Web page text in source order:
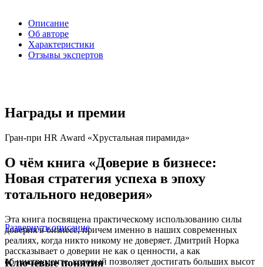
Описание
Об авторе
Характеристики
Отзывы экспертов
Награды и премии
Гран-при HR Award «Хрустальная пирамида»
О чём книга «Доверие в бизнесе:
Новая стратегия успеха в эпоху
тотального недоверия»
Эта книга посвящена практическому использованию силы
доверия в бизнесе, причем именно в наших современных
реалиях, когда никто никому не доверяет. Дмитрий Норка
рассказывает о доверии не как о ценности, а как
об инструменте, который позволяет достигать больших высот
Развернуть описание
Ключевые понятия